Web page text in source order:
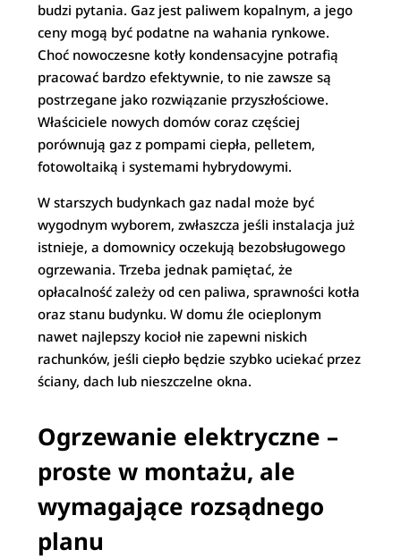
budzi pytania. Gaz jest paliwem kopalnym, a jego
ceny mogą być podatne na wahania rynkowe.
Choć nowoczesne kotły kondensacyjne potrafią
pracować bardzo efektywnie, to nie zawsze są
postrzegane jako rozwiązanie przyszłościowe.
Właściciele nowych domów coraz częściej
porównują gaz z pompami ciepła, pelletem,
fotowoltaiką i systemami hybrydowymi.
W starszych budynkach gaz nadal może być
wygodnym wyborem, zwłaszcza jeśli instalacja już
istnieje, a domownicy oczekują bezobsługowego
ogrzewania. Trzeba jednak pamiętać, że
opłacalność zależy od cen paliwa, sprawności kotła
oraz stanu budynku. W domu źle ocieplonym
nawet najlepszy kocioł nie zapewni niskich
rachunków, jeśli ciepło będzie szybko uciekać przez
ściany, dach lub nieszczelne okna.
Ogrzewanie elektryczne –
proste w montażu, ale
wymagające rozsądnego
planu